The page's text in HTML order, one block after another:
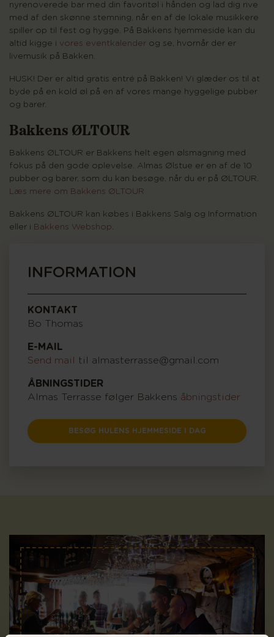
nyrenoverede bar med din favoritøl i hånden og lad dig rive
med af den skønne stemning, når en af de lokale musikkere
spiller op til fest og hygge. På Bakkens hjemmeside kan du
altid kigge i vores eventkalender og se, hvornår der er
livemusik på Bakken.
HUSK! Der er altid gratis entré på Bakken! Vi glæder os til at
byde på en kold øl på en af vores mange hyggelige pubber
og barer.
Bakkens ØLTOUR
Bakkens ØLTOUR er Bakkens helt egen ølsmagning med
fokus på den gode oplevelse. Almas Ølstue er en af de 10
pubber og barer, som du kan besøge, når du er på ØLTOUR.
Læs mere om Bakkens ØLTOUR
Bakkens ØLTOUR kan købes i Bakkens Salg og Information
eller i Bakkens Webshop.
INFORMATION
KONTAKT
Bo Thomas
E-MAIL
Send mail
til almasterrasse@gmail.com
ÅBNINGSTIDER
Almas Terrasse følger Bakkens åbningstider
BESØG HULENS HJEMMESIDE I DAG